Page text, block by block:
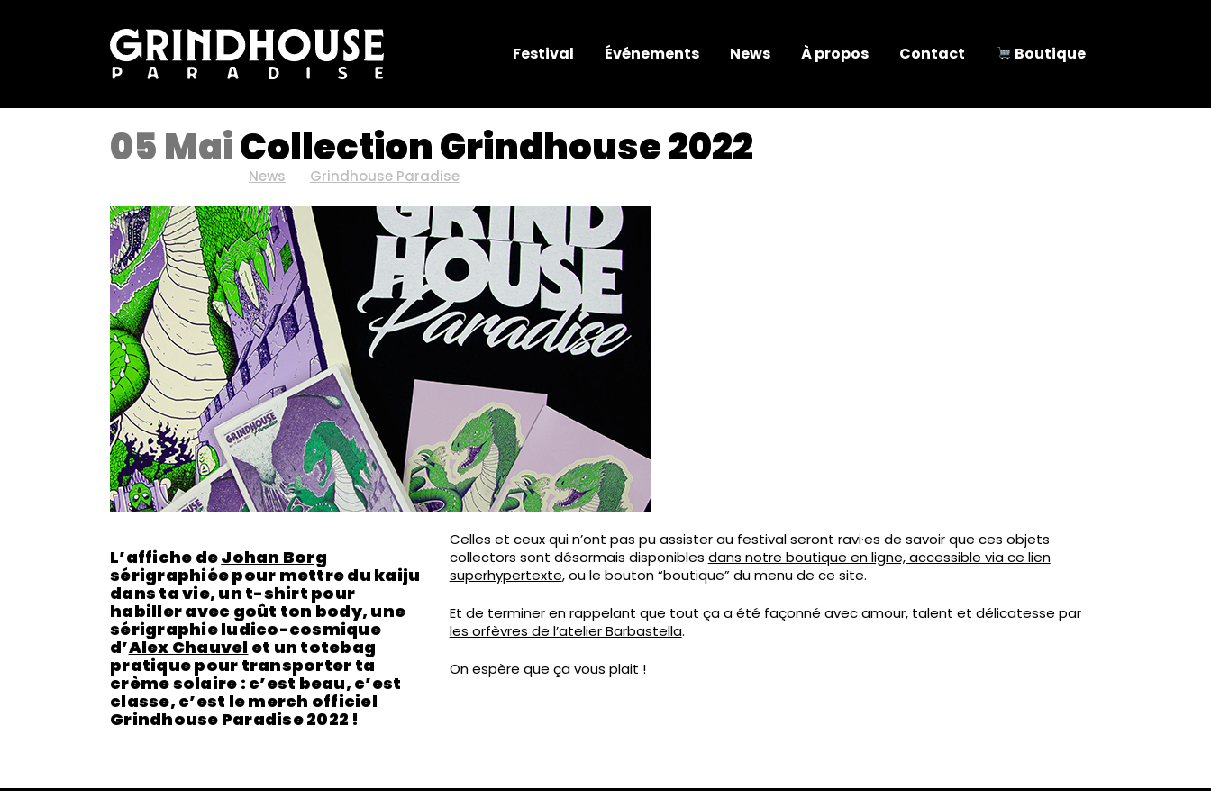
Festival Événements News À propos Contact Boutique
05 MaiCollection Grindhouse 2022
News Grindhouse Paradise
L’affiche deJohan Borg
sérigraphiée pour mettre du kaiju
dans ta vie, un t-shirt pour
habiller avec goût ton body, une
sérigraphie ludico-cosmique
d’Alex Chauvel et un totebag
pratique pour transporter ta
crème solaire : c’est beau, c’est
classe, c’est le merch officiel
Grindhouse Paradise 2022 !
Celles et ceux qui n’ont pas pu assister au festival seront ravi·es de savoir que ces objets
collectors sont désormais disponibles dans notre boutique en ligne, accessible via ce lien
superhypertexte, ou le bouton “boutique” du menu de ce site.
Et de terminer en rappelant que tout ça a été façonné avec amour, talent et délicatesse par
les orfèvres de l’atelier Barbastella.
On espère que ça vous plait !